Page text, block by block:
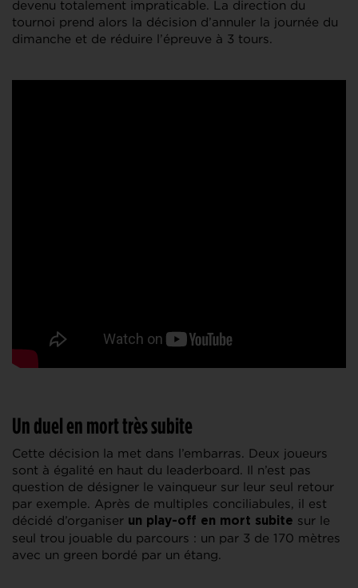
devenu totalement impraticable. La direction du
tournoi prend alors la décision d’annuler la journée du
dimanche et de réduire l’épreuve à 3 tours.
Un duel en mort très subite
Cette décision la met dans l’embarras. Deux joueurs
sont à égalité en haut du leaderboard. Il n’est pas
question de désigner le vainqueur sur leur seul retour
par exemple. Après de multiples conciliabules, il est
décidé d’organiser un play-off en mort subite sur le
seul trou jouable du parcours : un par 3 de 170 mètres
avec un green bordé par un étang.